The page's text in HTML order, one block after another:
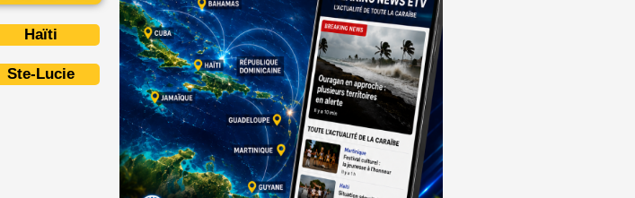
Haïti
Ste-Lucie